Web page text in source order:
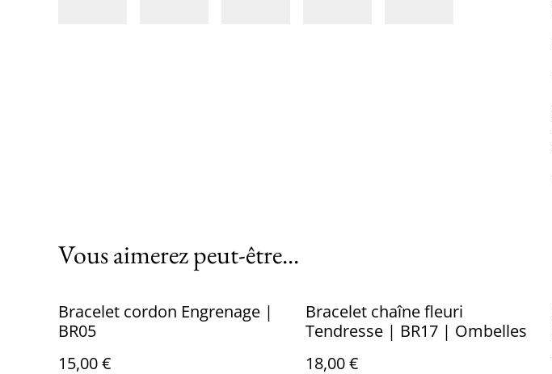
Vous aimerez peut-être...
Bracelet cordon Engrenage |
BR05
15,00 €
Bracelet chaîne fleuri
Tendresse | BR17 | Ombelles
18,00 €